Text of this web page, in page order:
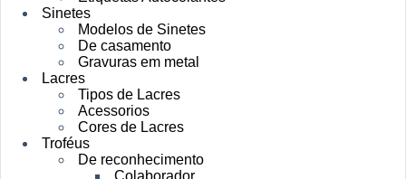
Sinetes
Modelos de Sinetes
De casamento
Gravuras em metal
Lacres
Tipos de Lacres
Acessorios
Cores de Lacres
Troféus
De reconhecimento
Colaborador